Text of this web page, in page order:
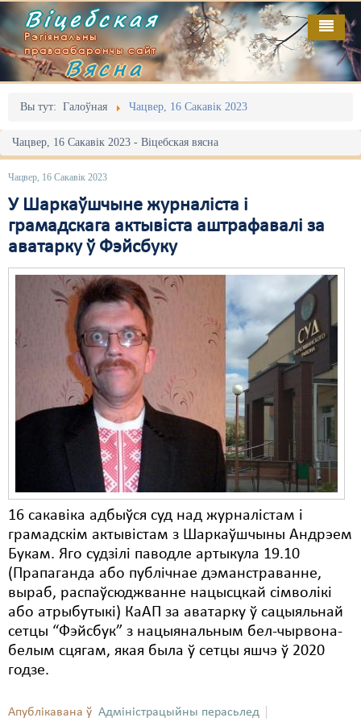
Віцебская
Рэгіянальны
праваабарончы сайт
Вясна
Вы тут: Галоўная Чацвер, 16 Сакавік 2023
Чацвер, 16 Сакавік 2023 - Віцебская вясна
Чацвер, 16 Сакавік 2023
У Шаркаўшчыне журналіста і
грамадскага актывіста аштрафавалі за
аватарку ў Фэйсбуку
16 сакавіка адбыўся суд над журналістам і
грамадскім актывістам з Шаркаўшчыны Андрэем
Букам. Яго судзілі паводле артыкула 19.10
(Прапаганда або публічнае дэманстраванне,
выраб, распаўсюджванне нацысцкай сімволікі
або атрыбутыкі) КаАП за аватарку ў сацыяльнай
сетцы “Фэйсбук” з нацыянальным бел-чырвона-
белым сцягам, якая была ў сетцы яшчэ ў 2020
годзе.
Апублікавана ў Адміністрацыйны перасьлед
Галоўная
Адміністрацыйны перасьлед
Акцыі
Выбары
Грамадзянскія ініцыятывы
Дзяржава
Дыскрымінацыя
Затрыманьні
Карная псыхіятрыя
Культурныя правы
Мігранты
Мірныя сходы
Палітвязьні
Праваабаронцы
Правы дзіцяці
Пэнітэнцыярная сыстэма
Рознае
Выданьні
Відэа
Пра нас
RSS